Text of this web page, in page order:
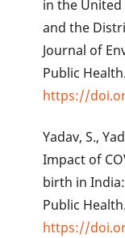
in the United
and the
Journal of
Public
https://
Yadav, S.,
Impact of
birth in
Public
https://